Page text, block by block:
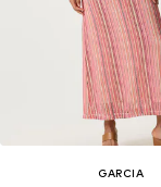
GARCIA